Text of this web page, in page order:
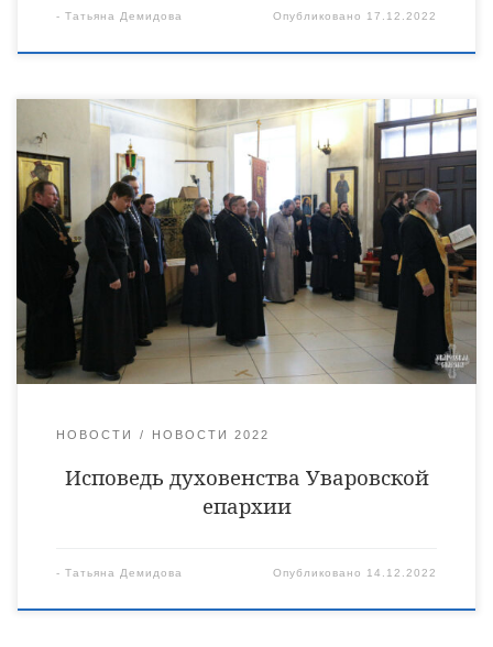
- Татьяна Демидова Опубликовано 17.12.2022
14 декабря в Христорождественском кафедральном соборе
города Уварово состоялась исповедь духовенства Уваровской
епархии. Чинопоследование исповеди совершил
духовник епархии – протоиерей Феодор Судоргин, за
которым принял покаяние священнослужителей. В этот день
в Уварово собрались священники из близлежащих
благочиннических округов. 13 декабря исповедь духовенства
проходила в Тихвинском храме города Кирсанова, в ней
также приняли участие священнослужители из […]
НОВОСТИ НОВОСТИ 2022
Исповедь духовенства Уваровской
епархии
- Татьяна Демидова Опубликовано 14.12.2022